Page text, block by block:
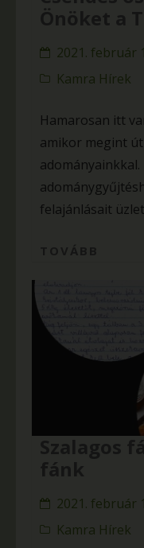
2021. február
Kamra Hírek
Hamarosan itt
amikor megint
felajánlásait
2021. február
Kamra Hírek